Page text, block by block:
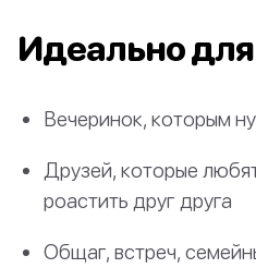
Идеально для
Вечеринок, которым
Друзей, которые
роастить друг друга
Общаг, встреч,